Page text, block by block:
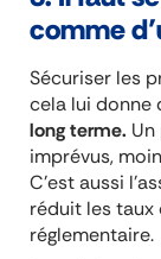
comme
Sécuriser les
cela lui donne
long terme.
imprévus,
C’est aussi
réduit les
réglementaire.